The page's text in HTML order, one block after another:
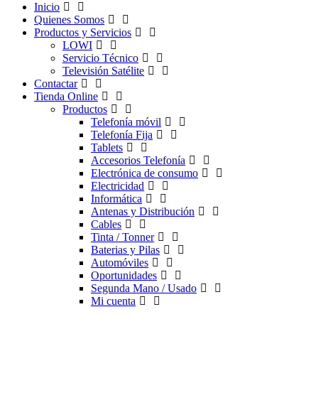
Inicio
Quienes Somos
Productos y Servicios
LOWI
Servicio Técnico
Televisión Satélite
Contactar
Tienda Online
Productos
Telefonía móvil
Telefonía Fija
Tablets
Accesorios Telefonía
Electrónica de consumo
Electricidad
Informática
Antenas y Distribución
Cables
Tinta / Tonner
Baterias y Pilas
Automóviles
Oportunidades
Segunda Mano / Usado
Mi cuenta